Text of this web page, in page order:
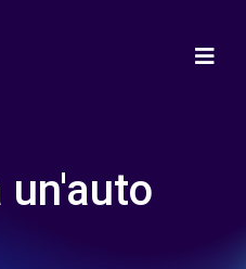
un'auto